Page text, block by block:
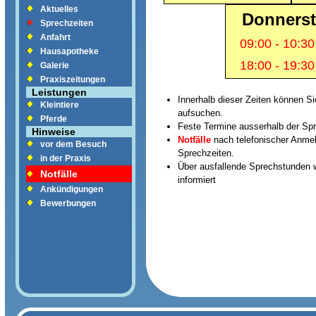
Aktuelles
Sprechzeiten
Anfahrt
Hausapotheke
Galerie
Praxiszeitungen
Leistungen
Kleintiere
Pferde
Hinweise
vor dem Besuch
in der Praxis
Notfälle
Ankündigungen
Bewerbungen
09:00 -
18:00 -
Innerhalb dieser Zeiten können
aufsuchen.
Feste Termine ausserhalb der
Notfälle nach telefonischer
Sprechzeiten.
Über ausfallende
informiert